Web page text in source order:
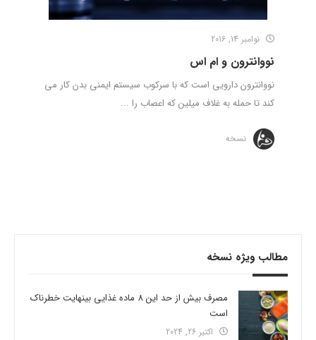
نوامبر 14, 2016
نووانترون و ام اس
نووانترون دارویی است که با سرکوب سیستم ایمنی بدن کار می
کند تا حمله به غلاف میلین که اعصاب را ...
نسخه
مطالب ویژه نسخه
مصرف بیش از حد این 8 ماده غذایی بینهایت خطرناک
است
اکتبر 26, 2024